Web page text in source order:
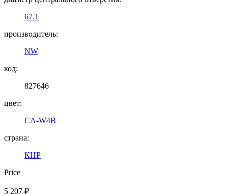
67.1
производитель:
NW
код:
827646
цвет:
CA-W4B
страна:
КНР
Price
5 207 ₽